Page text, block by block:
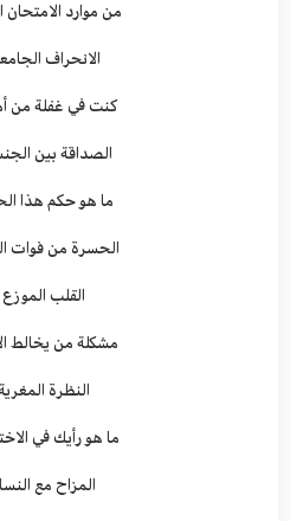
من موارد الامتحان
الانحراف
كنت في غفلة من
الصداقة بين
ما هو حكم هذا
الحسرة من فوات
القلب الموزع
مشكلة من يخالط
النظرة
ما هو رأيك في
المزاح مع